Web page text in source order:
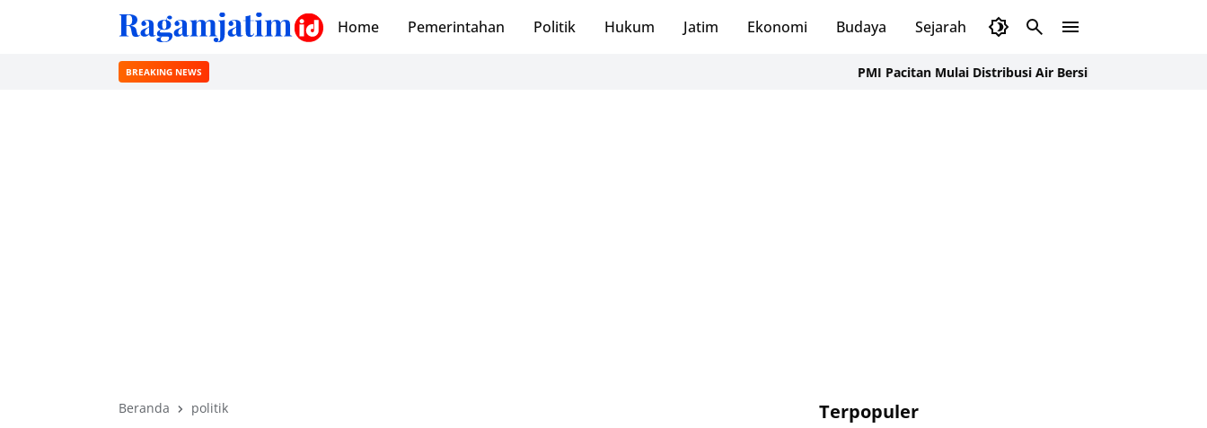
Home Pemerintahan Politik Hukum Jatim Ekonomi Budaya Sejarah Pendidikan
BREAKING NEWS PMI Pacitan Mulai Distribusi Air Bersih ke Dusun Pudak, Pacitan
Beranda politik Terpopuler